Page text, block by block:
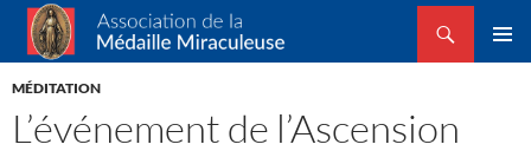
Association de la Médaille Miraculeuse
Recherche
ALLER
AU
MÉDITATION
L’événement de l’Ascension